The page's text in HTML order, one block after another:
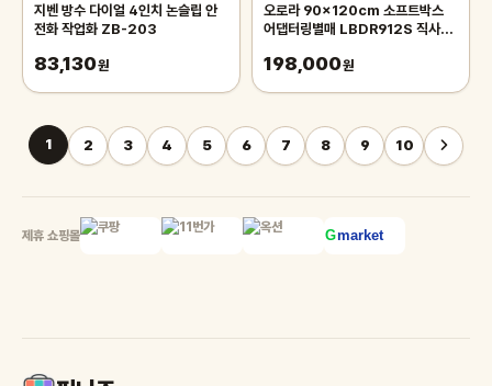
지벤 방수 다이얼 4인치 논슬립 안
전화 작업화 ZB-203
83,130원
오로라 90x120cm 소프트박스
어댑터링별매 LBDR912S 직사각
오로라 90x120
198,000원
1 2 3 4 5 6 7 8 9 10
제휴 쇼핑몰